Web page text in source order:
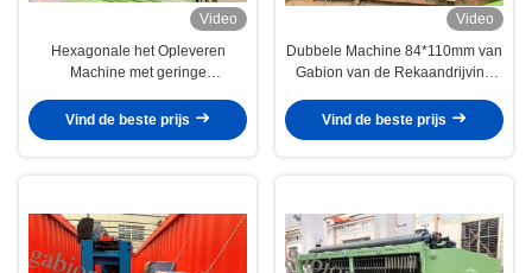
Video
Hexagonale het Opleveren
Machine met geringe
Gegalvaniseerde Draad voor
Helling
Vind de beste prijs
Video
Dubbele Machine 84*110mm van
Gabion van de Rekaandrijving
Draadnetwerk voor Weg
Vind de beste prijs